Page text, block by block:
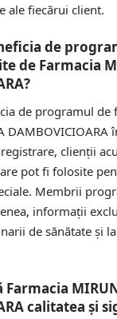
ale fiecărui client.
de
de Farmacia
de programul de
DAMBOVICIOARA
clienții
pot fi folosite
Membrii
informații
de sănătate și
Farmacia
calitatea și